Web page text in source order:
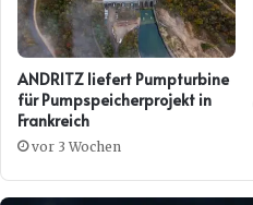
ANDRITZ liefert Pumpturbine
für Pumpspeicherprojekt in
Frankreich
vor 3 Wochen